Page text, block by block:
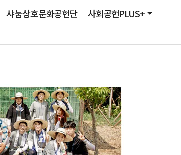
샤눔상호문화공헌단
사회공헌PLUS+